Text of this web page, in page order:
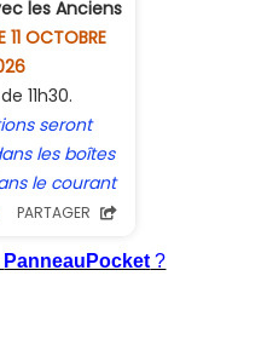
PanneauPocket ?